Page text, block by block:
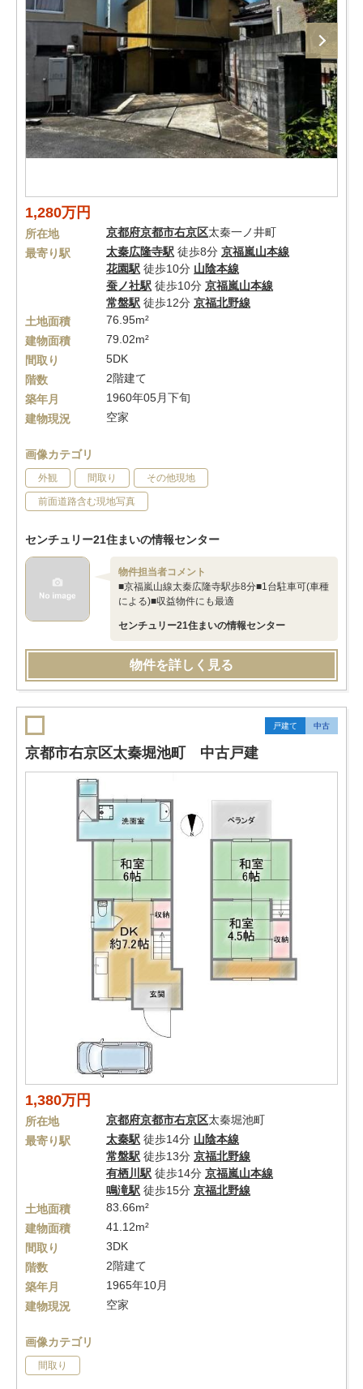
1,280万円
所在地 京都府京都市右京区太秦一ノ井町
最寄り駅
太秦広隆寺駅 徒歩8分 京福嵐山本線
花園駅 徒歩10分 山陰本線
蚕ノ社駅 徒歩10分 京福嵐山本線
常盤駅 徒歩12分 京福北野線
土地面積
76.95m²
建物面積
79.02m²
間取り
5DK
階数
2階建て
築年月
1960年05月下旬
建物現況
空家
画像カテゴリ
外観 間取り その他現地
前面道路含む現地写真
センチュリー21住まいの情報センター
物件担当者コメント
■京福嵐山線太秦広隆寺駅歩8分■1台駐車可(車種
による)■収益物件にも最適
センチュリー21住まいの情報センター
物件を詳しく見る
戸建て 中古
京都市右京区太秦堀池町 中古戸建
1,380万円
所在地 京都府京都市右京区太秦堀池町
最寄り駅
太秦駅 徒歩14分 山陰本線
常盤駅 徒歩13分 京福北野線
有栖川駅 徒歩14分 京福嵐山本線
鳴滝駅 徒歩15分 京福北野線
土地面積
83.66m²
建物面積
41.12m²
間取り
3DK
階数
2階建て
築年月
1965年10月
建物現況
空家
画像カテゴリ
間取り